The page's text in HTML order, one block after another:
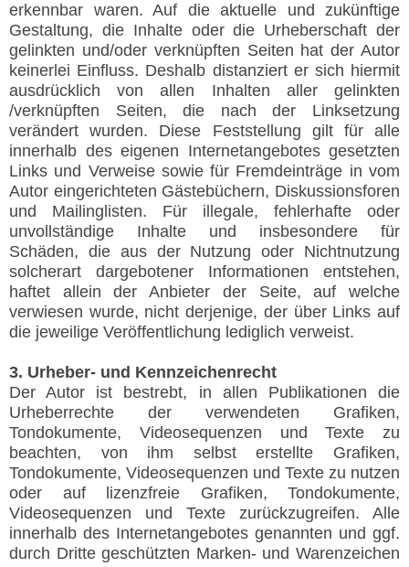
erkennbar waren. Auf die aktuelle und zukünftige
Gestaltung, die Inhalte oder die Urheberschaft der
gelinkten und/oder verknüpften Seiten hat der Autor
keinerlei Einfluss. Deshalb distanziert er sich hiermit
ausdrücklich von allen Inhalten aller gelinkten
/verknüpften Seiten, die nach der Linksetzung
verändert wurden. Diese Feststellung gilt für alle
innerhalb des eigenen Internetangebotes gesetzten
Links und Verweise sowie für Fremdeinträge in vom
Autor eingerichteten Gästebüchern, Diskussionsforen
und Mailinglisten. Für illegale, fehlerhafte oder
unvollständige Inhalte und insbesondere für
Schäden, die aus der Nutzung oder Nichtnutzung
solcherart dargebotener Informationen entstehen,
haftet allein der Anbieter der Seite, auf welche
verwiesen wurde, nicht derjenige, der über Links auf
die jeweilige Veröffentlichung lediglich verweist.
3. Urheber- und Kennzeichenrecht
Der Autor ist bestrebt, in allen Publikationen die
Urheberrechte der verwendeten Grafiken,
Tondokumente, Videosequenzen und Texte zu
beachten, von ihm selbst erstellte Grafiken,
Tondokumente, Videosequenzen und Texte zu nutzen
oder auf lizenzfreie Grafiken, Tondokumente,
Videosequenzen und Texte zurückzugreifen. Alle
innerhalb des Internetangebotes genannten und ggf.
durch Dritte geschützten Marken- und Warenzeichen